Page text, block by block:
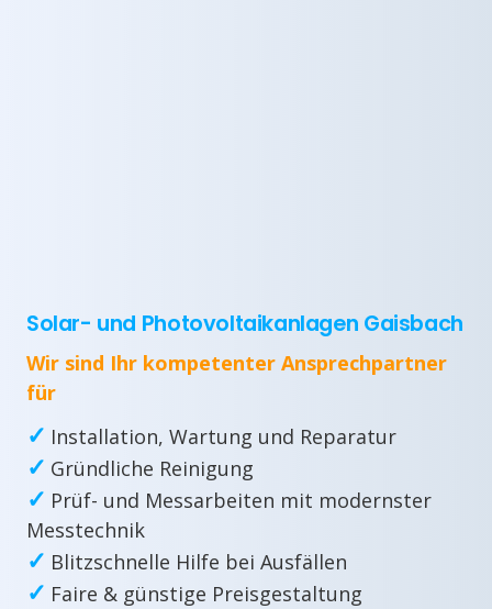
Solar- und Photovoltaikanlagen Gaisbach
Wir sind Ihr kompetenter Ansprechpartner
für
✓ Installation, Wartung und Reparatur
✓ Gründliche Reinigung
✓ Prüf- und Messarbeiten mit modernster
Messtechnik
✓ Blitzschnelle Hilfe bei Ausfällen
✓ Faire & günstige Preisgestaltung